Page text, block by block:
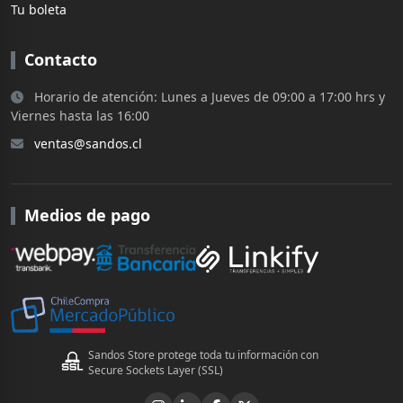
Tu boleta
Contacto
Horario de atención: Lunes a Jueves de 09:00 a 17:00 hrs y
Viernes hasta las 16:00
ventas@sandos.cl
Medios de pago
Sandos Store protege toda tu información con
Secure Sockets Layer (SSL)